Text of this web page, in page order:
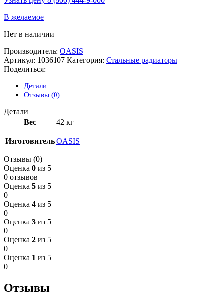
В желаемое
Нет в наличии
Производитель: OASIS
Артикул: 1036107 Категория: Стальные радиаторы
Поделиться:
Детали
Отзывы (0)
Детали
Вес
42 кг
Изготовитель OASIS
Отзывы (0)
Оценка 0 из 5
0 отзывов
Оценка 5 из 5
0
Оценка 4 из 5
0
Оценка 3 из 5
0
Оценка 2 из 5
0
Оценка 1 из 5
0
Отзывы